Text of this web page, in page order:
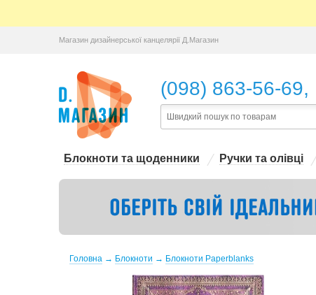
Магазин дизайнерської канцелярії Д.Магазин
(098) 863-56-69,
Блокноти та щоденники Ручки та олівці
Головна → Блокноти → Блокноти Paperblanks